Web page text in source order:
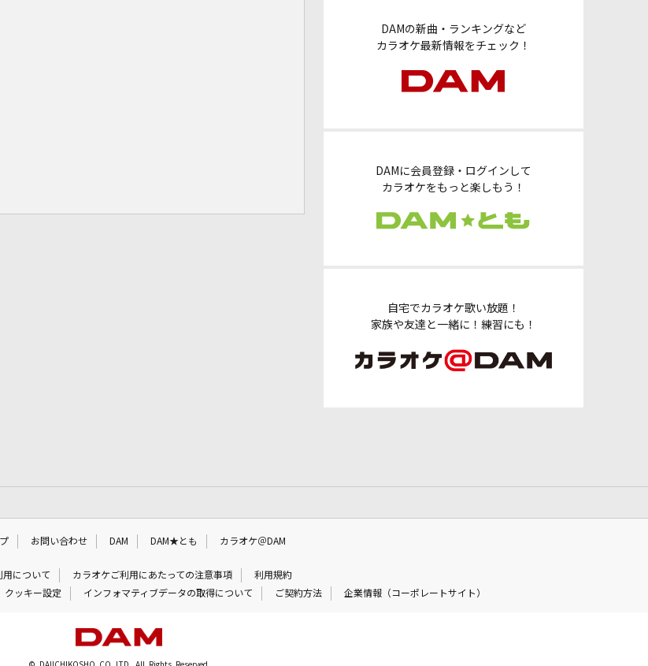
DAMの新曲・ランキングなど
カラオケ最新情報をチェック！
DAMに会員登録・ログインして
カラオケをもっと楽しもう！
自宅でカラオケ歌い放題！
家族や友達と一緒に！練習にも！
お問い合わせ DAM DAM★とも カラオケ＠DAM
用について カラオケご利用にあたっての注意事項
利用規約
クッキー設定 インフォマティブデータの取得について ご契約方法 企業情報（コーポレートサイト）